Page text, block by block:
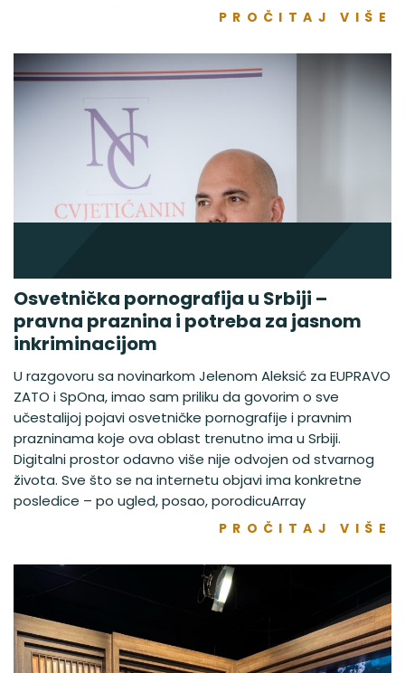
PROČITAJ VIŠE
Osvetnička pornografija u Srbiji –
pravna praznina i potreba za jasnom
inkriminacijom
U razgovoru sa novinarkom Jelenom Aleksić za EUPRAVO
ZATO i SpOna, imao sam priliku da govorim o sve
učestalijoj pojavi osvetničke pornografije i pravnim
prazninama koje ova oblast trenutno ima u Srbiji.
Digitalni prostor odavno više nije odvojen od stvarnog
života. Sve što se na internetu objavi ima konkretne
posledice – po ugled, posao, porodicuArray
PROČITAJ VIŠE